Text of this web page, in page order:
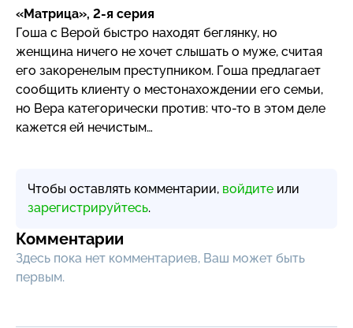
«Матрица», 2-я серия
Гоша с Верой быстро находят беглянку, но
женщина ничего не хочет слышать о муже, считая
его закоренелым преступником. Гоша предлагает
сообщить клиенту о местонахождении его семьи,
но Вера категорически против: что-то в этом деле
кажется ей нечистым…
Чтобы оставлять комментарии, войдите или
зарегистрируйтесь.
Комментарии
Здесь пока нет комментариев, Ваш может быть
первым.